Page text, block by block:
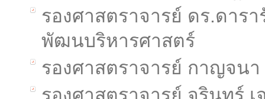
รองศาสตราจารย์ ดร.ดา
พัฒนบริหารศาสตร์
รองศาสตราจารย์ กาญจน